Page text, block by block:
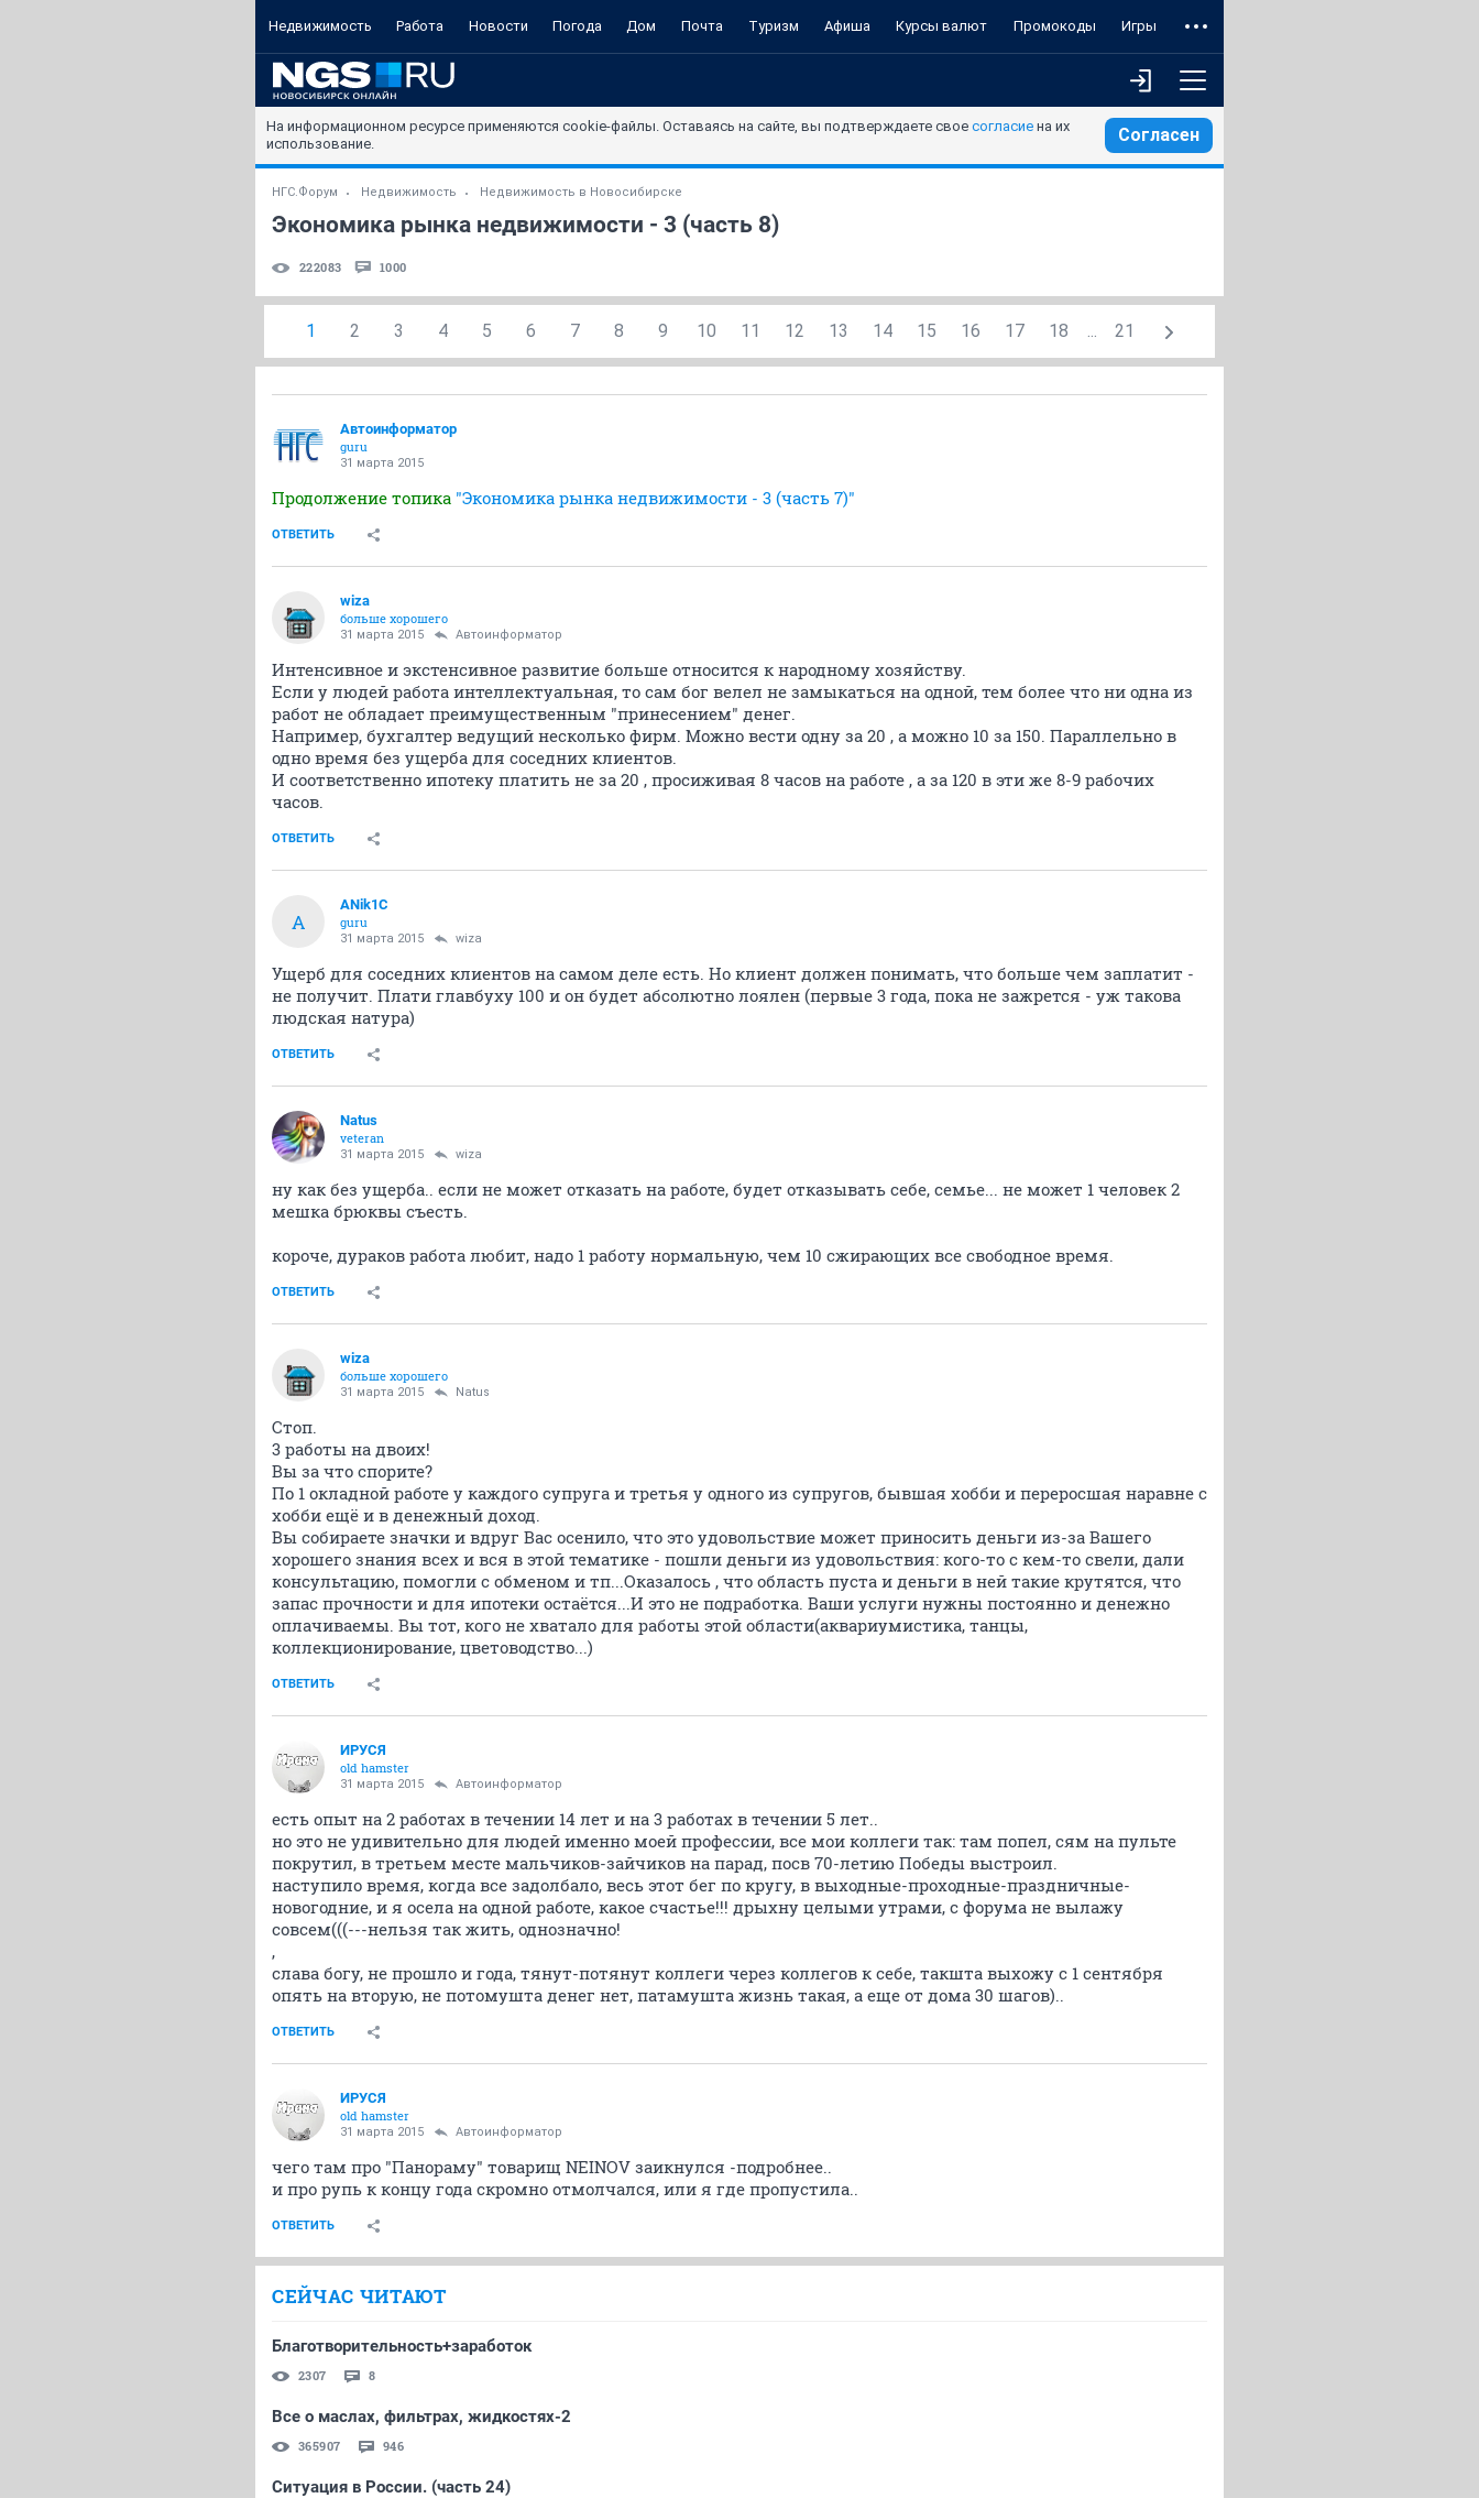
Недвижимость Работа Новости Погода Дом Почта Туризм Афиша Курсы валют Промокоды Игры
На информационном ресурсе применяются cookie-файлы. Оставаясь на сайте, вы подтверждаете свое согласие на их
использование.
Согласен
НГС.Форум Недвижимость Недвижимость в Новосибирске
Экономика рынка недвижимости - 3 (часть 8)
222083 1000
1 2 3 4 5 6 7 8 9 10 11 12 13 14 15 16 17 18 ... 21
Автоинформатор
guru
31 марта 2015
Продолжение топика "Экономика рынка недвижимости - 3 (часть 7)"
ОТВЕТИТЬ
wiza
больше хорошего
31 марта 2015 Автоинформатор
Интенсивное и экстенсивное развитие больше относится к народному хозяйству.
Если у людей работа интеллектуальная, то сам бог велел не замыкаться на одной, тем более что ни одна из
работ не обладает преимущественным "принесением" денег.
Например, бухгалтер ведущий несколько фирм. Можно вести одну за 20 , а можно 10 за 150. Параллельно в
одно время без ущерба для соседних клиентов.
И соответственно ипотеку платить не за 20 , просиживая 8 часов на работе , а за 120 в эти же 8-9 рабочих
часов.
ОТВЕТИТЬ
A
ANik1C
guru
31 марта 2015 wiza
Ущерб для соседних клиентов на самом деле есть. Но клиент должен понимать, что больше чем заплатит -
не получит. Плати главбуху 100 и он будет абсолютно лоялен (первые 3 года, пока не зажрется - уж такова
людская натура)
ОТВЕТИТЬ
Natus
veteran
31 марта 2015 wiza
ну как без ущерба.. если не может отказать на работе, будет отказывать себе, семье... не может 1 человек 2
мешка брюквы съесть.
короче, дураков работа любит, надо 1 работу нормальную, чем 10 сжирающих все свободное время.
ОТВЕТИТЬ
wiza
больше хорошего
31 марта 2015 Natus
Стоп.
3 работы на двоих!
Вы за что спорите?
По 1 окладной работе у каждого супруга и третья у одного из супругов, бывшая хобби и переросшая наравне с
хобби ещё и в денежный доход.
Вы собираете значки и вдруг Вас осенило, что это удовольствие может приносить деньги из-за Вашего
хорошего знания всех и вся в этой тематике - пошли деньги из удовольствия: кого-то с кем-то свели, дали
консультацию, помогли с обменом и тп...Оказалось , что область пуста и деньги в ней такие крутятся, что
запас прочности и для ипотеки остаётся...И это не подработка. Ваши услуги нужны постоянно и денежно
оплачиваемы. Вы тот, кого не хватало для работы этой области(аквариумистика, танцы,
коллекционирование, цветоводство...)
ОТВЕТИТЬ
ИРУСЯ
old hamster
31 марта 2015 Автоинформатор
есть опыт на 2 работах в течении 14 лет и на 3 работах в течении 5 лет..
но это не удивительно для людей именно моей профессии, все мои коллеги так: там попел, сям на пульте
покрутил, в третьем месте мальчиков-зайчиков на парад, посв 70-летию Победы выстроил.
наступило время, когда все задолбало, весь этот бег по кругу, в выходные-проходные-праздничные-
новогодние, и я осела на одной работе, какое счастье!!! дрыхну целыми утрами, с форума не вылажу
совсем(((---нельзя так жить, однозначно!
,
слава богу, не прошло и года, тянут-потянут коллеги через коллегов к себе, такшта выхожу с 1 сентября
опять на вторую, не потомушта денег нет, патамушта жизнь такая, а еще от дома 30 шагов)..
ОТВЕТИТЬ
ИРУСЯ
old hamster
31 марта 2015 Автоинформатор
чего там про "Панораму" товарищ NEINOV заикнулся -подробнее..
и про рупь к концу года скромно отмолчался, или я где пропустила..
ОТВЕТИТЬ
СЕЙЧАС ЧИТАЮТ
Благотворительность+заработок
2307 8
Все о маслах, фильтрах, жидкостях-2
365907 946
Ситуация в России. (часть 24)